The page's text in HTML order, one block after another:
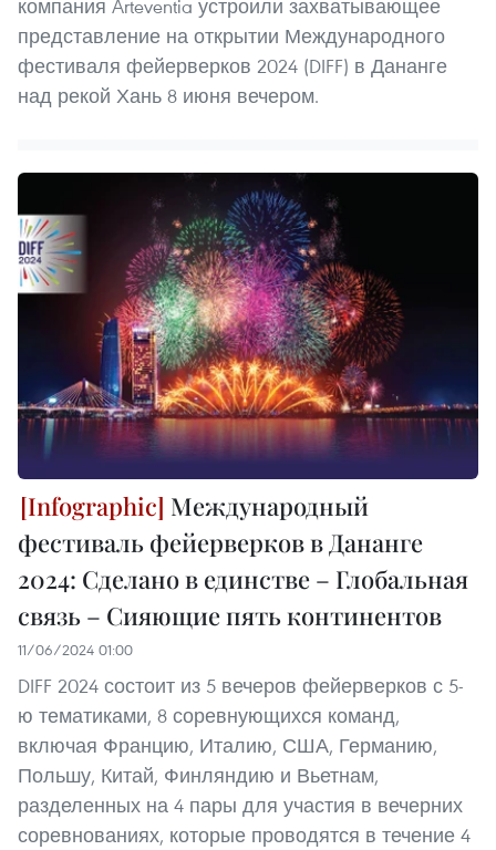
компания Arteventia устроили захватывающее
представление на открытии Международного
фестиваля фейерверков 2024 (DIFF) в Дананге
над рекой Хань 8 июня вечером.
Международный
фестиваль фейерверков в Дананге
2024: Сделано в единстве – Глобальная
связь – Сияющие пять континентов
11/06/2024 01:00
DIFF 2024 состоит из 5 вечеров фейерверков с 5-
ю тематиками, 8 соревнующихся команд,
включая Францию, Италию, США, Германию,
Польшу, Китай, Финляндию и Вьетнам,
разделенных на 4 пары для участия в вечерних
соревнованиях, которые проводятся в течение 4